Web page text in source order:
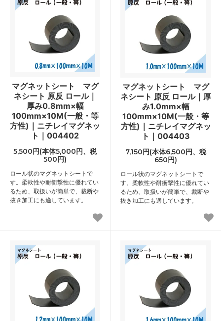
マグネットシート マグ
ネシート 原反 ロール｜
厚み0.8mm×幅
100mm×10M(一般・等
方性)｜ニチレイマグネッ
ト｜004402
5,500円(本体5,000円、税
500円)
ロール状のマグネットシートで
す。柔軟性や耐衝撃性に優れてい
るため、取扱いが簡単で、裁断や
抜き加工にも適しています。
マグネットシート マグ
ネシート 原反 ロール｜厚
み1.0mm×幅
100mm×10M(一般・等
方性)｜ニチレイマグネッ
ト｜004403
7,150円(本体6,500円、税
650円)
ロール状のマグネットシートで
す。柔軟性や耐衝撃性に優れてい
るため、取扱いが簡単で、裁断や
抜き加工にも適しています。